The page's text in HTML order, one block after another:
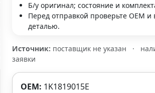
Б/у оригинал; состояние и
Перед отправкой проверьте OEM
деталью.
Источник: поставщик не указан ·
заявки
OEM: 1K1819015E